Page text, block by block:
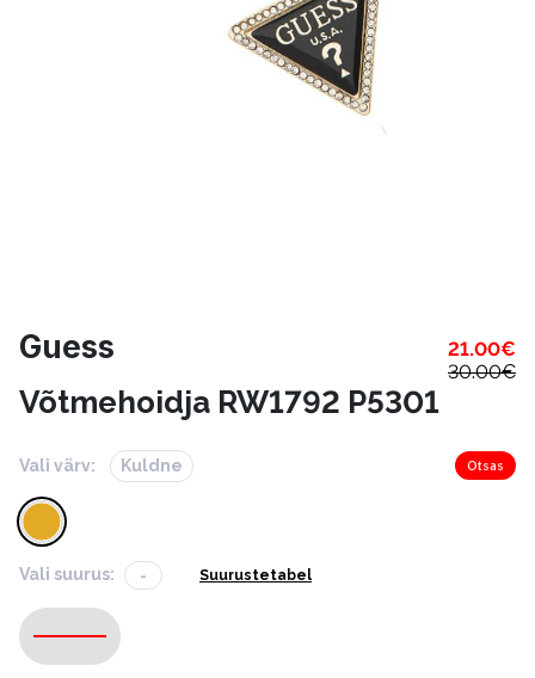
Guess 21.00€
30.00€
Võtmehoidja RW1792 P5301
Vali värv: Kuldne Otsas
Vali suurus: - Suurustetabel
-